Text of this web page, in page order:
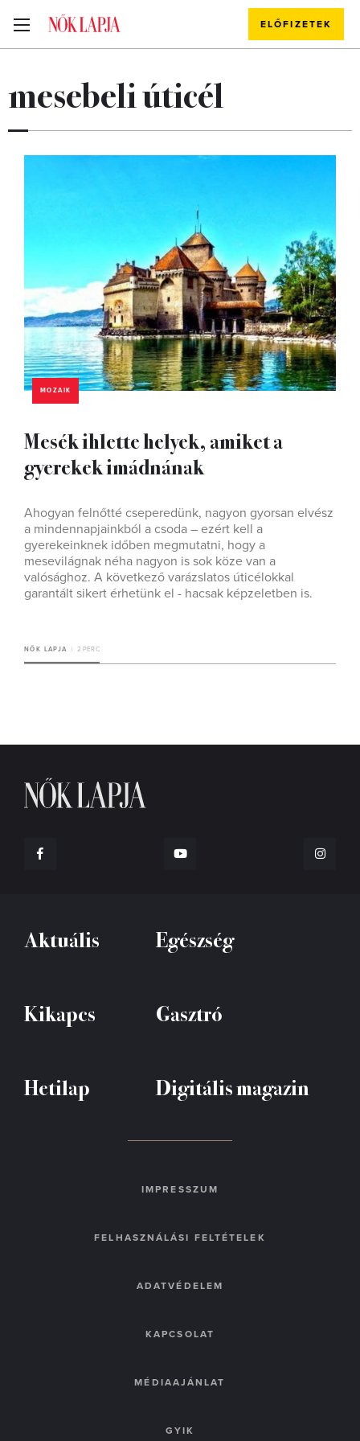
ELŐFIZETEK
mesebeli úticél
MOZAIK
Mesék ihlette helyek, amiket a
gyerekek imádnának
Ahogyan felnőtté cseperedünk, nagyon gyorsan elvész
a mindennapjainkból a csoda – ezért kell a
gyerekeinknek időben megmutatni, hogy a
mesevilágnak néha nagyon is sok köze van a
valósághoz. A következő varázslatos úticélokkal
garantált sikert érhetünk el - hacsak képzeletben is.
NŐK LAPJA 2 PERC
Aktuális Egészség
Kikapcs Gasztró
Hetilap Digitális magazin
IMPRESSZUM
FELHASZNÁLÁSI FELTÉTELEK
ADATVÉDELEM
KAPCSOLAT
MÉDIAAJÁNLAT
GYIK